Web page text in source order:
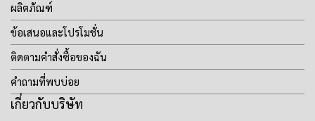
ผลิตภัณฑ์
ข้อเสนอและโปรโมชั่น
ติดตามคำสั่งซื้อของฉัน
คำถามที่พบบ่อย
เกี่ยวกับบริษัท